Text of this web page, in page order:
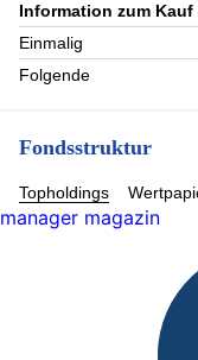
Information zum
Einmalig
Folgende
Fondsstruktur
Topholdings
manager magazin